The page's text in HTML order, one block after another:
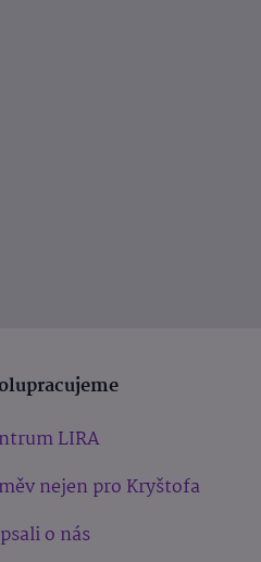
LIRA
nejen pro Kryštofa
o nás